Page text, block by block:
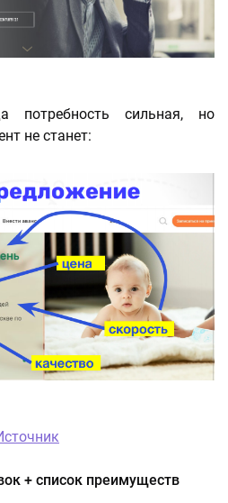
потребность сильная, но
не станет:
+ список преимуществ